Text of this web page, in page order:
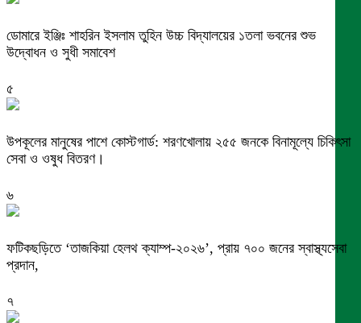
ডোমারে ইঞ্জিঃ শাহরিন ইসলাম তুহিন উচ্চ বিদ্যালয়ের ১তলা ভবনের শুভ
উদ্বোধন ও সুধী সমাবেশ
৫
উপকূলের মানুষের পাশে কোস্টগার্ড: শরণখোলায় ২৫৫ জনকে বিনামূল্যে চিকিৎসা
সেবা ও ওষুধ বিতরণ।
৬
ফটিকছড়িতে ‘তাজকিয়া হেলথ ক্যাম্প-২০২৬’, প্রায় ৭০০ জনের স্বাস্থ্যসেবা
প্রদান,
৭